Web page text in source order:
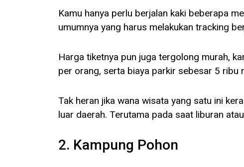
Kamu hanya perlu berjalan kaki beberapa
umumnya yang harus melakukan tracking
Harga tiketnya pun juga tergolong murah,
per orang, serta biaya parkir sebesar 5 ribu
Tak heran jika wana wisata yang satu ini
luar daerah. Terutama pada saat liburan
2. Kampung Pohon